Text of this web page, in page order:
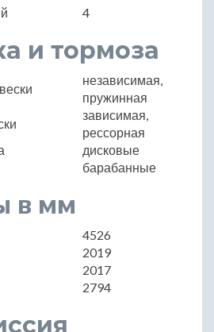
4
и тормоза
независимая,
пружинная
зависимая,
рессорная
дисковые
барабанные
в мм
4526
2019
2017
2794